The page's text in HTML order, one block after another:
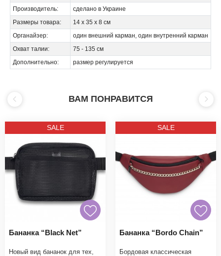
Производитель:
сделано в Украине
Размеры товара:
14 х 35 х 8 см
Органайзер:
один внешний карман, один внутренний карман
Охват талии:
75 - 135 см
Дополнительно:
размер регулируется
ВАМ ПОНРАВИТСЯ
SALE
Бананка “Black Net”
Новый вид бананок для тех,
SALE
Бананка “Bordo Chain”
Бордовая классическая
Мы позвоним вам на номер: